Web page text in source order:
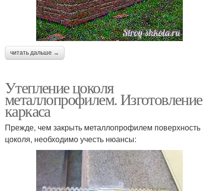
читать дальше →
Утепление цоколя
металлопрофилем. Изготовление
каркаса
Прежде, чем закрыть металлопрофилем поверхность
цоколя, необходимо учесть нюансы: